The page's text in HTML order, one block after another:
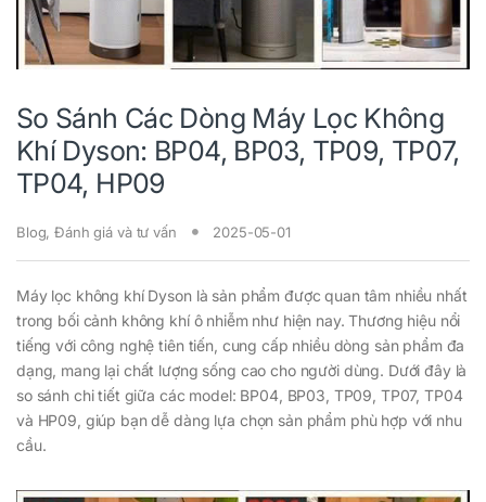
So Sánh Các Dòng Máy Lọc Không
Khí Dyson: BP04, BP03, TP09, TP07,
TP04, HP09
Blog,Đánh giá và tư vấn 2025-05-01
Máy lọc không khí Dyson là sản phẩm được quan tâm nhiều nhất
trong bối cảnh không khí ô nhiễm như hiện nay. Thương hiệu nổi
tiếng với công nghệ tiên tiến, cung cấp nhiều dòng sản phẩm đa
dạng, mang lại chất lượng sống cao cho người dùng. Dưới đây là
so sánh chi tiết giữa các model: BP04, BP03, TP09, TP07, TP04
và HP09, giúp bạn dễ dàng lựa chọn sản phẩm phù hợp với nhu
cầu.